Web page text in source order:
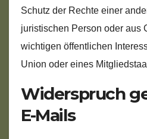
Schutz der Rechte einer
juristischen Person oder aus
wichtigen öffentlichen
Union oder eines
Widerspruch
E-Mails